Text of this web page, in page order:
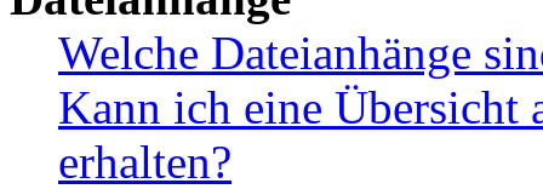
Welche Dateianhänge
Kann ich eine Übersicht
erhalten?